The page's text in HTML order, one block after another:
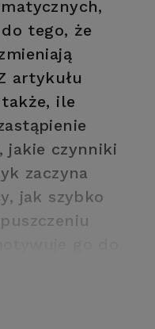
tego, że
artykułu
ile
jakie czynniki
zaczyna
jak szybko